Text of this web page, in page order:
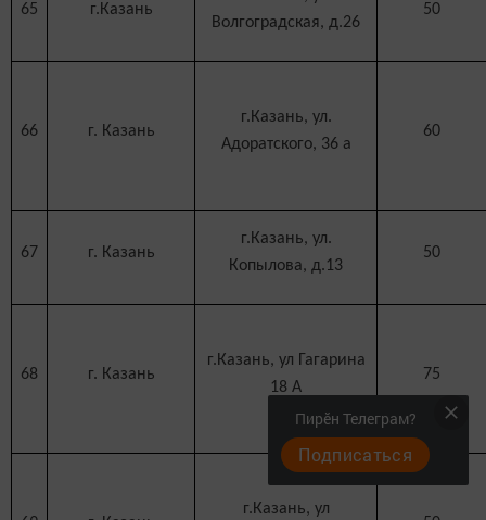
65 г.Казань
Волгоградская, д.26
50
66 г. Казань
г.Казань, ул.
Адоратского, 36 а
60
67 г. Казань
г.Казань, ул.
Копылова, д.13
50
68 г. Казань
г.Казань, ул Гагарина
18 А
75
г.Казань, ул
Пирӗн Телеграм?
Подписаться